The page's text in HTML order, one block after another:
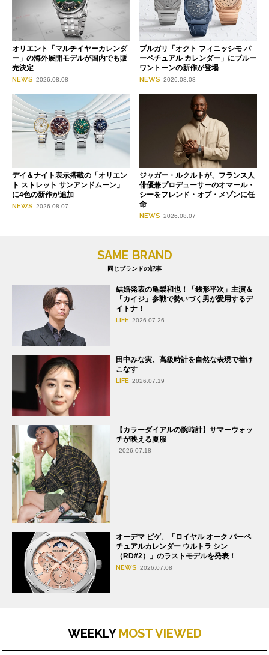
オリエント「マルチイヤーカレンダ
ー」の海外展開モデルが国内でも販
売決定
NEWS 2026.08.08
ブルガリ「オクト フィニッシモ パ
ーペチュアル カレンダー」にブルー
ワントーンの新作が登場
NEWS 2026.08.08
デイ＆ナイト表示搭載の「オリエン
ト ストレット サンアンドムーン」
に4色の新作が追加
NEWS 2026.08.07
ジャガー・ルクルトが、フランス人
俳優兼プロデューサーのオマール・
シーをフレンド・オブ・メゾンに任
命
NEWS 2026.08.07
SAME BRAND
同じブランドの記事
結婚発表の亀梨和也！「銭形平次」主演＆
「カイジ」参戦で勢いづく男が愛用するデ
イトナ！
LIFE 2026.07.26
田中みな実、高級時計を自然な表現で着け
こなす
LIFE 2026.07.19
【カラーダイアルの腕時計】サマーウォッ
チが映える夏服
2026.07.18
オーデマ ピゲ、「ロイヤル オーク パーペ
チュアルカレンダー ウルトラ シン
（RD#2）」のラストモデルを発表！
NEWS 2026.07.08
WEEKLY MOST VIEWED